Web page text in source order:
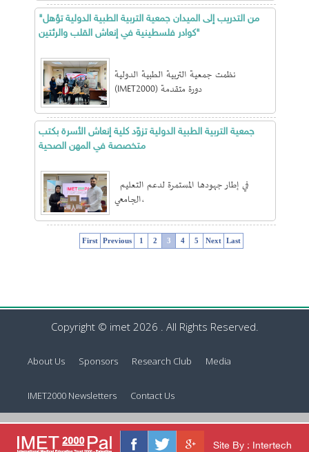
"من التدريب إلى الميدان جمعية التربية الطبية الدولية تؤهل
كوادر فلسطينية في إنعاش القلب والرئتين"
نظمت جمعية التربية الطبية الدولية
(IMET2000) دورة متقدمة
جمعية التربية الطبية الدولية تزوّد كلية إنعاش الأسرة بكتب
متخصصة في المهن الصحية
الجامعي،
First Previous 1 2 3 4 5 Next Last
Copyright © imet 2026 . All Rights Reserved.
About Us Sponsors Research Club Media
IMET2000 Newsletters Contact Us
Site By : Intertech